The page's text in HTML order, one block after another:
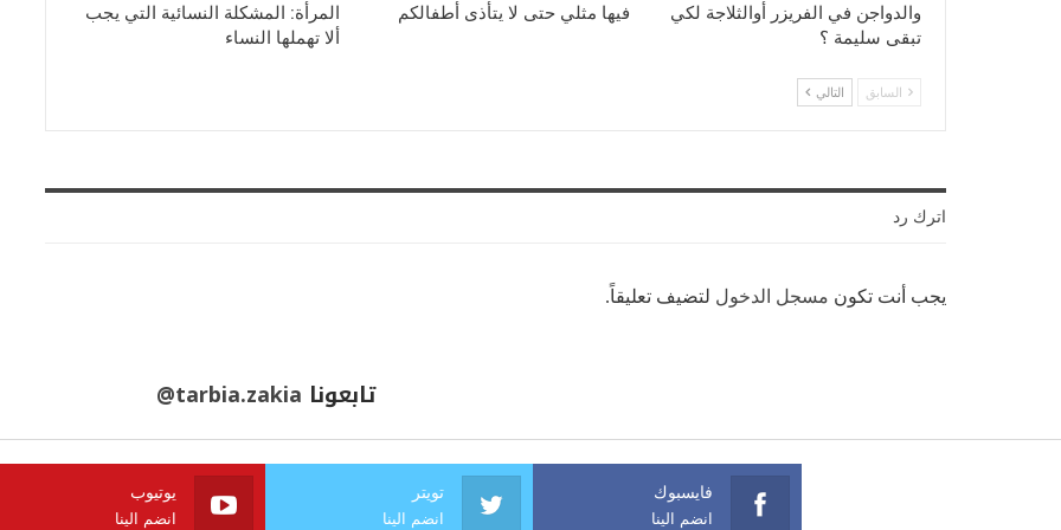
والدواجن في الفريزر أوالثلاجة لكي
تبقى سليمة ؟
فيها مثلي حتى لا يتأذى أطفالكم
المرأة: المشكلة النسائية التي يجب
ألا تهملها النساء
السابق التالي
اترك رد
يجب أنت تكون مسجل الدخول لتضيف تعليقاً.
تابعونا @tarbia.zakia
فايسبوك
انضم الينا
تويتر
انضم الينا
يوتيوب
انضم الينا